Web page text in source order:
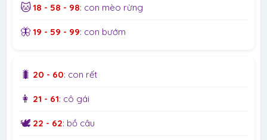
🐱18 - 58 - 98: con mèo rừng
🦋 19 - 59 - 99: con bướm
🐛 20 - 60: con rết
👩 21 - 61: cô gái
🕊️ 22 - 62: bồ câu